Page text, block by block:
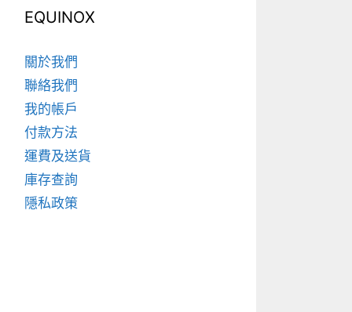
EQUINOX
關於我們
聯絡我們
我的帳戶
付款方法
運費及送貨
庫存查詢
隱私政策